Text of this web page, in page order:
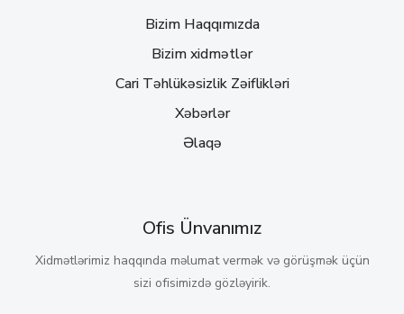
Bizim Haqqımızda
Bizim xidmətlər
Cari Təhlükəsizlik Zəiflikləri
Xəbərlər
Əlaqə
Ofis Ünvanımız
Xidmətlərimiz haqqında məlumat vermək və görüşmək üçün
sizi ofisimizdə gözləyirik.